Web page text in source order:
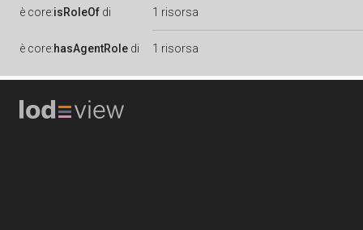
è core:isRoleOf di 1 risorsa
è core:hasAgentRole di 1 risorsa